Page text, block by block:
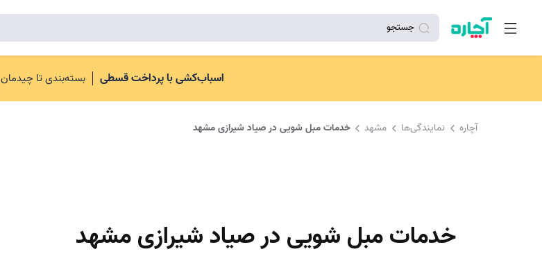
جستجو
اسباب‌کشی با پرداخت قسطی بسته‌بندی تا چیدمان
آچاره نمایندگی‌ها مشهد خدمات مبل شویی در صیاد شیرازی مشهد
خدمات مبل شویی در صیاد شیرازی مشهد